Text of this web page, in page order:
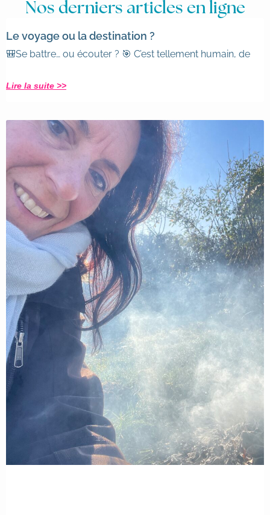
Nos derniers articles en ligne
Le voyage ou la destination ?
🎒Se battre… ou écouter ? 🎯 C’est tellement humain, de
Lire la suite >>